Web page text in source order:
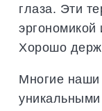
глаза. Эти
Хорошо
Многие
уникальными